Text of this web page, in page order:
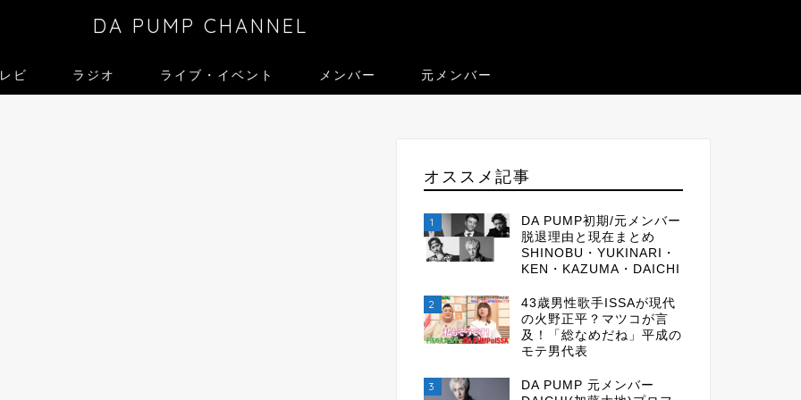
DA PUMP CHANNEL
ビ ラジオ ライブ・イベント メンバー 元メンバー
オススメ記事
1
DA PUMP初期/元メンバー
脱退理由と現在まとめ
SHINOBU・YUKINARI・
KEN・KAZUMA・DAICHI
2
43歳男性歌手ISSAが現代
の火野正平？マツコが言
及！「総なめだね」平成の
モテ男代表
3
DA PUMP 元メンバー